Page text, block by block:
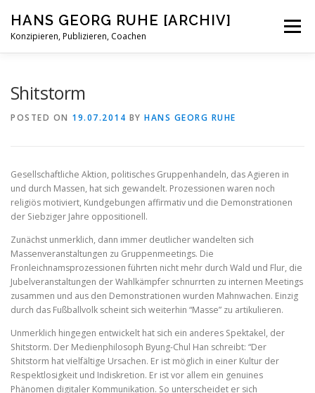
content
HANS GEORG RUHE [ARCHIV]
Konzipieren, Publizieren, Coachen
Menu
Shitstorm
POSTED ON 19.07.2014 BY HANS GEORG RUHE
Gesellschaftliche Aktion, politisches Gruppenhandeln, das Agieren in
und durch Massen, hat sich gewandelt. Prozessionen waren noch
religiös motiviert, Kundgebungen affirmativ und die Demonstrationen
der Siebziger Jahre oppositionell.
Zunächst unmerklich, dann immer deutlicher wandelten sich
Massenveranstaltungen zu Gruppenmeetings. Die
Fronleichnamsprozessionen führten nicht mehr durch Wald und Flur, die
Jubelveranstaltungen der Wahlkämpfer schnurrten zu internen Meetings
zusammen und aus den Demonstrationen wurden Mahnwachen. Einzig
durch das Fußballvolk scheint sich weiterhin “Masse” zu artikulieren.
Unmerklich hingegen entwickelt hat sich ein anderes Spektakel, der
Shitstorm. Der Medienphilosoph Byung-Chul Han schreibt: “Der
Shitstorm hat vielfältige Ursachen. Er ist möglich in einer Kultur der
Respektlosigkeit und Indiskretion. Er ist vor allem ein genuines
Phänomen digitaler Kommunikation. So unterscheidet er sich